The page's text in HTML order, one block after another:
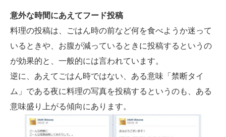
意外な時間にあえてフード投稿
料理の投稿は、ごはん時の前など何を食べようか迷って
いるときや、お腹が減っているときに投稿するというの
が効果的と、一般的には言われています。
逆に、あえてごはん時ではない、ある意味「禁断タイ
ム」である夜に料理の写真を投稿するというのも、ある
意味盛り上がる傾向にあります。